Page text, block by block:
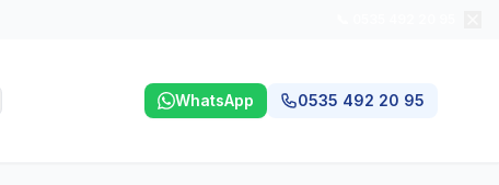
WhatsApp 0535 492 20 95